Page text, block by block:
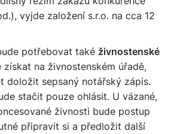
vyjde založení s.r.o. na cca 12
potřebovat také živnostenské
získat na živnostenském úřadě,
doložit sepsaný notářský zápis.
stačit pouze ohlásit. U vázané,
živnosti bude postup
připravit si a předložit další